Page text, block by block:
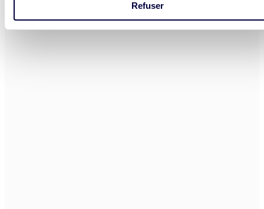
Refuser